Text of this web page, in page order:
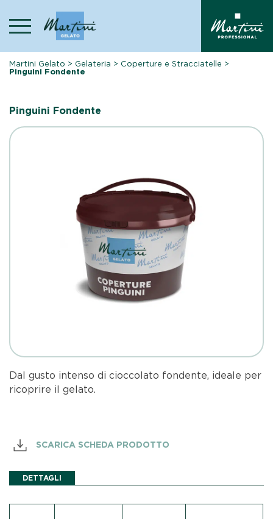
content
Martini Gelato > Gelateria > Coperture e Stracciatelle >
Pinguini Fondente
Pinguini Fondente
Dal gusto intenso di cioccolato fondente, ideale per
ricoprire il gelato.
SCARICA SCHEDA PRODOTTO
DETTAGLI